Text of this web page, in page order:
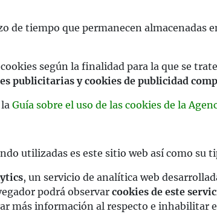
de tiempo que permanecen almacenadas
según la finalidad para la que se
publicitarias y cookies de publicidad
Guía sobre el uso de las cookies de la
utilizadas es este sitio web así como su
, un servicio de analítica web
podrá observarcookies de este
más información al respecto e inhabilitar